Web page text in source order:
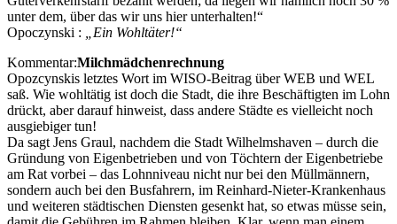
unter dem, über das wir uns hier unterhalten!“
Opoczynski : „Ein Wohltäter!“
Kommentar:Milchmädchenrechnung
Opozcynskis letztes Wort im WISO-Beitrag über WEB und WEL
saß. Wie wohltätig ist doch die Stadt, die ihre Beschäftigten im Lohn
drückt, aber darauf hinweist, dass andere Städte es vielleicht noch
ausgiebiger tun!
Da sagt Jens Graul, nachdem die Stadt Wilhelmshaven – durch die
Gründung von Eigenbetrieben und von Töchtern der Eigenbetriebe
am Rat vorbei – das Lohnniveau nicht nur bei den Müllmännern,
sondern auch bei den Busfahrern, im Reinhard-Nieter-Krankenhaus
und weiteren städtischen Diensten gesenkt hat, so etwas müsse sein,